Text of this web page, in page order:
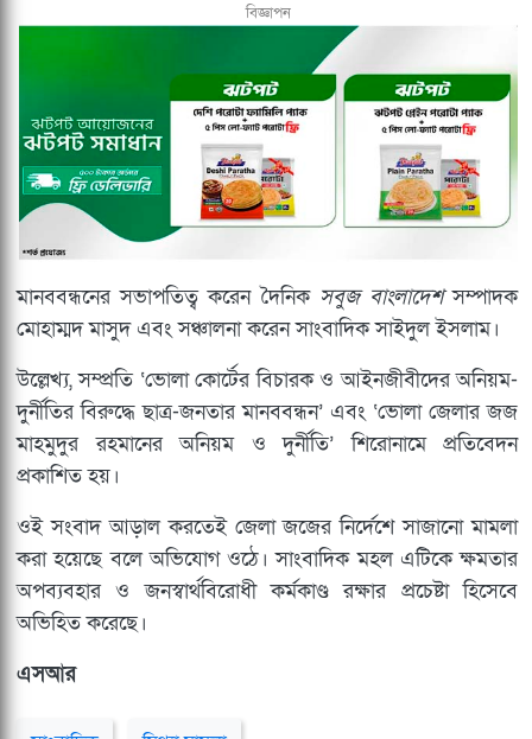
বিজ্ঞাপন
মানববন্ধনের সভাপতিত্ব করেন দৈনিক সবুজ বাংলাদেশসম্পাদক
মোহাম্মদ মাসুদ এবং সঞ্চালনা করেন সাংবাদিক সাইদুল ইসলাম।
উল্লেখ্য, সম্প্রতি ‘ভোলা কোর্টের বিচারক ও আইনজীবীদের অনিয়ম-
দুর্নীতির বিরুদ্ধে ছাত্র-জনতার মানববন্ধন’ এবং ‘ভোলা জেলার জজ
মাহমুদুর রহমানের অনিয়ম ও দুর্নীতি’ শিরোনামে প্রতিবেদন
প্রকাশিত হয়।
ওই সংবাদ আড়াল করতেই জেলা জজের নির্দেশে সাজানো মামলা
করা হয়েছে বলে অভিযোগ ওঠে। সাংবাদিক মহল এটিকে ক্ষমতার
অপব্যবহার ও জনস্বার্থবিরোধী কর্মকাণ্ড রক্ষার প্রচেষ্টা হিসেবে
অভিহিত করেছে।
এসআর